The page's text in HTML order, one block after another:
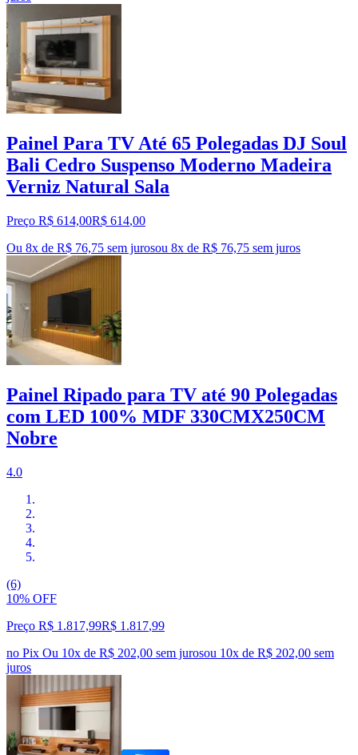
Painel Para TV Até 65 Polegadas DJ Soul
Bali Cedro Suspenso Moderno Madeira
Verniz Natural Sala
Preço R$ 614,00R$ 614,00
Ou 8x de R$ 76,75 sem jurosou 8x de R$ 76,75 sem juros
Painel Ripado para TV até 90 Polegadas
com LED 100% MDF 330CMX250CM
Nobre
4.0
(6)
10% OFF
Preço R$ 1.817,99R$ 1.817,99
no Pix Ou 10x de R$ 202,00 sem jurosou 10x de R$ 202,00 sem
juros